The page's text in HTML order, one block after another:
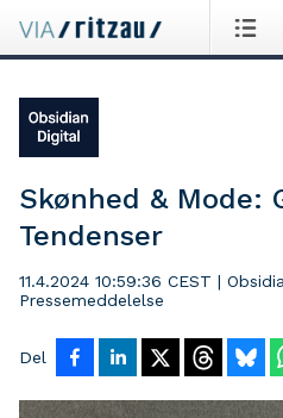
Skønhed & Mode:
Tendenser
11.4.2024 10:59:36 CEST |
Pressemeddelelse
Del